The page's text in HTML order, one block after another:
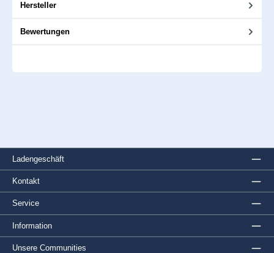
Hersteller
Bewertungen
Ladengeschäft
Service
Information
Kontakt
Unsere Communities